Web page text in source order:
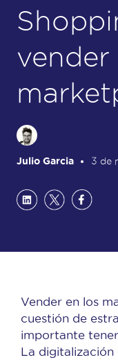
vender
Julio Garcia 3 de
Vender en los
cuestión de
importante
La digitalización